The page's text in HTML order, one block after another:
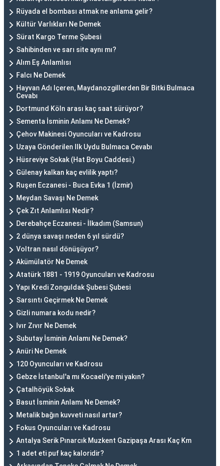
Rüyada el bombası atmak ne anlama gelir?
Kültür Varlıkları Ne Demek
Sürat Kargo Terme Şubesi
Sahibinden ve sarı site aynı mı?
Alım Eş Anlamlısı
Falcı Ne Demek
Hayvan Adı Içeren, Maydanozgillerden Bir Bitki Bulmaca
Cevabı
Dortmund Köln arası kaç saat sürüyor?
Sementa İsminin Anlamı Ne Demek?
Çehov Makinesi Oyuncuları ve Kadrosu
Uzaya Gönderilen Ilk Uydu Bulmaca Cevabı
Hüsreviye Sokak (Hat Boyu Caddesi.)
Gülenay kalkan kaç evlilik yaptı?
Ruşen Eczanesi - Buca Evka 1 (İzmir)
Meydan Savaşı Ne Demek
Çek Zıt Anlamlısı Nedir?
Derebahçe Eczanesi - İlkadım (Samsun)
2 dünya savaşı neden 6 yıl sürdü?
Voltran nasıl dönüşüyor?
Akümülatör Ne Demek
Atatürk 1881 - 1919 Oyuncuları ve Kadrosu
Yapı Kredi Zonguldak Şubesi Şubesi
Sarsıntı Geçirmek Ne Demek
Gizli numara kodu nedir?
Ivır Zıvır Ne Demek
Subutay İsminin Anlamı Ne Demek?
Anüri Ne Demek
120 Oyuncuları ve Kadrosu
Gebze İstanbul'a mı Kocaeli'ye mi yakın?
Çatalhöyük Sokak
Basut İsminin Anlamı Ne Demek?
Metalik bağın kuvveti nasıl artar?
Fokus Oyuncuları ve Kadrosu
Antalya Serik Pınarcık Muzkent Gazipaşa Arası Kaç Km
1 adet eti puf kaç kaloridir?